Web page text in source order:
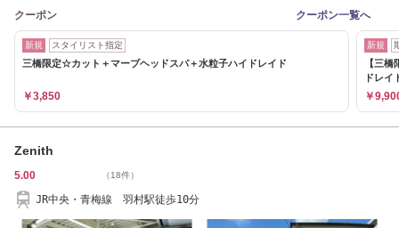
クーポン クーポン一覧へ
新規 スタイリスト指定
三橋限定☆カット＋マーブヘッドスパ＋水粒子ハイドレイド
￥3,850
新規
【三
ドレイ
￥
Zenith
5.00 （18件）
JR中央・青梅線 羽村駅徒歩10分